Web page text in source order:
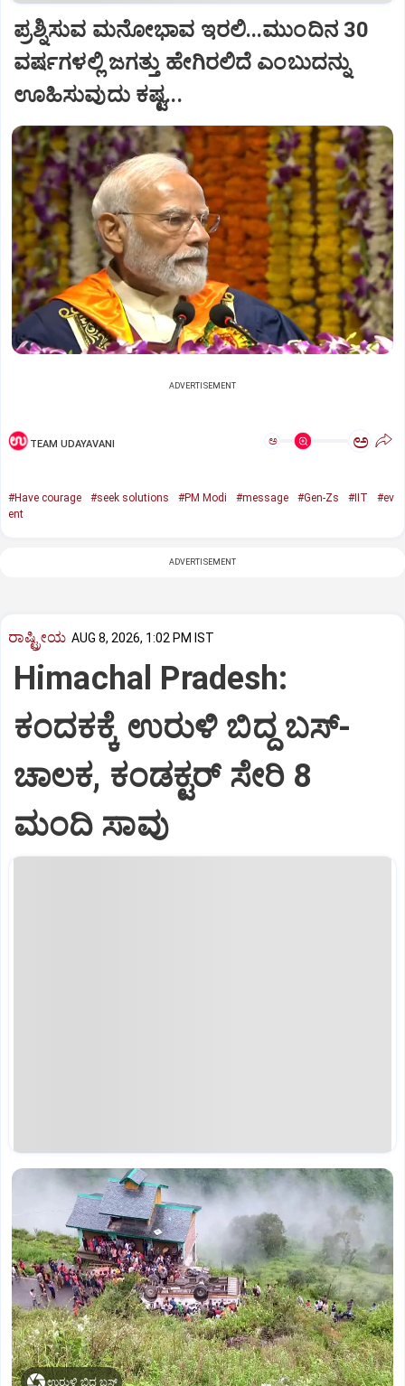
ಪ್ರಶ್ನಿಸುವ ಮನೋಭಾವ ಇರಲಿ...ಮುಂದಿನ 30
ವರ್ಷಗಳಲ್ಲಿ ಜಗತ್ತು ಹೇಗಿರಲಿದೆ ಎಂಬುದನ್ನು
ಊಹಿಸುವುದು ಕಷ್ಟ...
ADVERTISEMENT
TEAM UDAYAVANI ಅ ಅ
#Have courage #seek solutions #PM Modi #message #Gen-Zs #IIT
#ev
ent
ADVERTISEMENT
ರಾಷ್ಟ್ರೀಯ AUG 8, 2026, 1:02 PM IST
Himachal Pradesh:
ಕಂದಕಕ್ಕೆ ಉರುಳಿ ಬಿದ್ದ ಬಸ್-‌
ಚಾಲಕ, ಕಂಡಕ್ಟರ್‌ ಸೇರಿ 8
ಮಂದಿ ಸಾವು
ಉರುಳಿ ಬಿದ್ದ ಬಸ್